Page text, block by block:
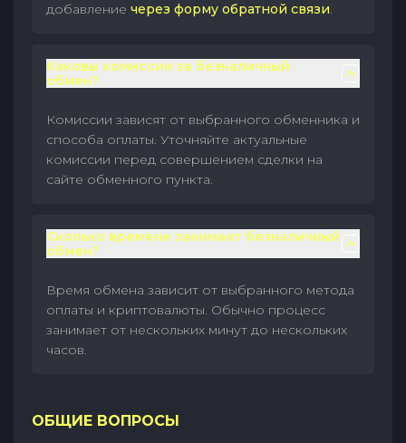
добавление через форму обратной связи.
Каковы комиссии за безналичный
обмен?
Комиссии зависят от выбранного обменника и
способа оплаты. Уточняйте актуальные
комиссии перед совершением сделки на
сайте обменного пункта.
Сколько времени занимает безналичный
обмен?
Время обмена зависит от выбранного метода
оплаты и криптовалюты. Обычно процесс
занимает от нескольких минут до нескольких
часов.
ОБЩИЕ ВОПРОСЫ